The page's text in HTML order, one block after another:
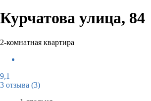
Курчатова улица, 84
2-комнатная квартира
9,1
3 отзыва (3)